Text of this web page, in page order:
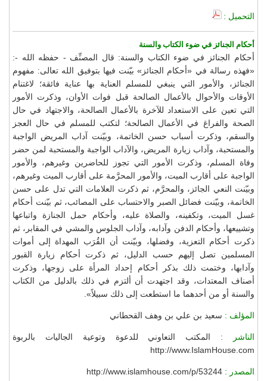
التحميل :
أحكام الجنائز في ضوء الكتاب والسنة
أحكام الجنائز في ضوء الكتاب والسنة: قال المصنِّف - حفظه الله -:
«فهذه رسالة في «أحكام الجنائز» بيّنت فيها بتوفيق الله تعالى: مفهوم
الجنائز، والأمور التي ينبغي للمسلم العناية بها عناية فائقة؛ لاغتنام
الأوقات والأحوال بالأعمال الصالحة قبل فوات الأوان، وذكرت الأمور
التي تعين على الاستعداد للآخرة بالأعمال الصالحة، والاجتهاد في حال
الصحة والفراغ في الأعمال الصالحة؛ لتكتب للمسلم في حال العجز
والسقم، وذكرت أسباب حسن الخاتمة، وبيّنت آداب المريض الواجبة
والمستحبة، وآداب زيارة المريض، والآداب الواجبة والمستحبة لمن حضر
وفاة المسلم، وذكرت الأمور التي تجوز للحاضرين وغيرهم، والأمور
الواجبة على أقارب الميت، والأمور المحرَّمة على أقارب الميت وغيرهم،
وبيّنت النعي الجائز، والمحرَّم، ثم ذكرت العلامات التي تدل على حسن
الخاتمة، وبيّنت فضائل الصبر والاحتساب على المصائب، ثم بيّنت أحكام
غسل الميت، وتكفينه، والصلاة عليه، وأحكام حمل الجنازة واتباعها
وتشييعها، وأحكام الدفن وآدابه، وآداب الجلوس والمشي في المقابر، ثم
ذكرت أحكام التعزية، وفضلها، وبيّنت أن القُرَب المهداة إلى أموات
المسلمين تصل إليهم حسب الدليل، ثم ذكرت أحكام زيارة القبور
وآدابها، وختمت ذلك بذكر أحكام إحداد المرأة على زوجها، وذكرت
أصناف المعتدات، وقد اجتهدت أن ألتزم في ذلك بالدليل من الكتاب
والسنة أو من أحدهما ما استطعت إلى ذلك سبيلاً».
المؤلف : سعيد بن علي بن وهف القحطاني
الناشر : المكتب التعاوني للدعوة وتوعية الجاليات بالربوة
http://www.IslamHouse.com
المصدر : http://www.islamhouse.com/p/53244